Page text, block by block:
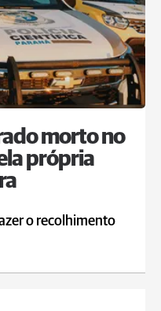
morto no
própria
o recolhimento